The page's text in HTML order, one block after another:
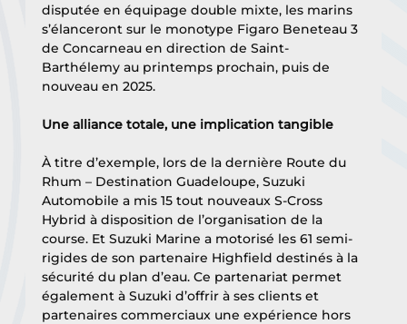
disputée en équipage double mixte, les marins
s’élanceront sur le monotype Figaro Beneteau 3
de Concarneau en direction de Saint-
Barthélemy au printemps prochain, puis de
nouveau en 2025.
Une alliance totale, une implication tangible
À titre d’exemple, lors de la dernière Route du
Rhum – Destination Guadeloupe, Suzuki
Automobile a mis 15 tout nouveaux S-Cross
Hybrid à disposition de l’organisation de la
course. Et Suzuki Marine a motorisé les 61 semi-
rigides de son partenaire Highfield destinés à la
sécurité du plan d’eau. Ce partenariat permet
également à Suzuki d’offrir à ses clients et
partenaires commerciaux une expérience hors